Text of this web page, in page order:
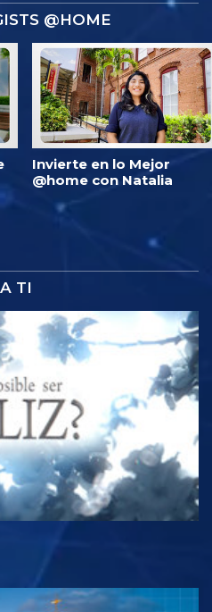
@HOME
Invierte en lo Mejor
@home con Natalia
TI